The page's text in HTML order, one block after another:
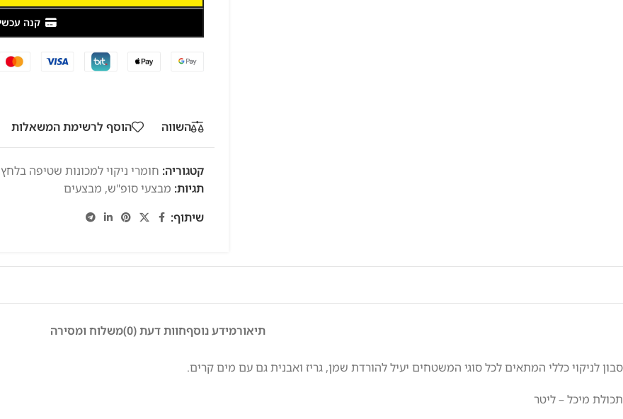
קנה עכשיו
השווה הוסף לרשימת המשאלות
קטגוריה: חומרי ניקוי למכונות שטיפה בלחץ
תגיות: מבצעי סופ"ש, מבצעים
שיתוף:
תיאורמידע נוסףחוות דעת (0) משלוח ומסירה
סבון לניקוי כללי המתאים לכל סוגי המשטחים יעיל להורדת שמן, גריז ואבנית גם עם מים קרים.
תכולת מיכל – ליטר